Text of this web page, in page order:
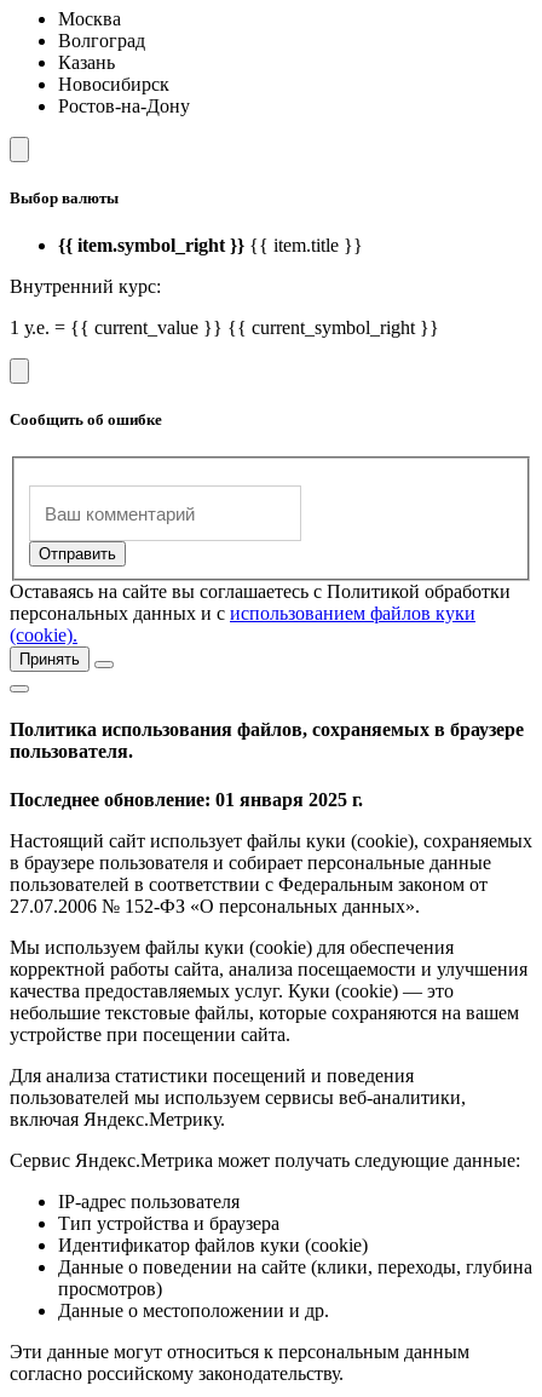
Москва
Волгоград
Казань
Новосибирск
Ростов-на-Дону
Выбор валюты
{{ item.symbol_right }} {{ item.title }}
Внутренний курс:
1 у.е. = {{ current_value }} {{ current_symbol_right }}
Сообщить об ошибке
Оставаясь на сайте вы соглашаетесь с Политикой обработки
персональных данных и с использованием файлов куки
(cookie).
Принять
Политика использования файлов, сохраняемых в браузере
пользователя.
Последнее обновление: 01 января 2025 г.
Настоящий сайт использует файлы куки (cookie), сохраняемых
в браузере пользователя и собирает персональные данные
пользователей в соответствии с Федеральным законом от
27.07.2006 № 152-ФЗ «О персональных данных».
Мы используем файлы куки (cookie) для обеспечения
корректной работы сайта, анализа посещаемости и улучшения
качества предоставляемых услуг. Куки (cookie) — это
небольшие текстовые файлы, которые сохраняются на вашем
устройстве при посещении сайта.
Для анализа статистики посещений и поведения
пользователей мы используем сервисы веб-аналитики,
включая Яндекс.Метрику.
Сервис Яндекс.Метрика может получать следующие данные:
IP-адрес пользователя
Тип устройства и браузера
Идентификатор файлов куки (cookie)
Данные о поведении на сайте (клики, переходы, глубина
просмотров)
Данные о местоположении и др.
Эти данные могут относиться к персональным данным
согласно российскому законодательству.